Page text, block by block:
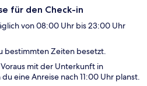
für den Check-in
von 08:00 Uhr bis 23:00 Uhr
bestimmten Zeiten besetzt.
mit der Unterkunft in
eine Anreise nach 11:00 Uhr planst.